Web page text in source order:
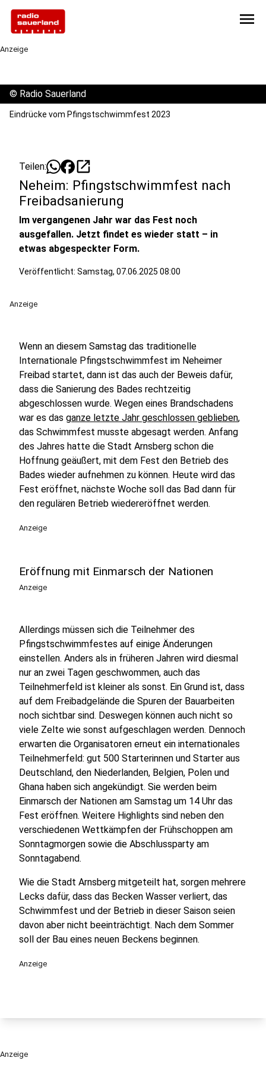
menu
Anzeige
© Radio Sauerland
Eindrücke vom Pfingstschwimmfest 2023
Teilen: open_in_new
Neheim: Pfingstschwimmfest nach
Freibadsanierung
Im vergangenen Jahr war das Fest noch
ausgefallen. Jetzt findet es wieder statt – in
etwas abgespeckter Form.
Veröffentlicht: Samstag, 07.06.2025 08:00
Anzeige
Wenn an diesem Samstag das traditionelle
Internationale Pfingstschwimmfest im Neheimer
Freibad startet, dann ist das auch der Beweis dafür,
dass die Sanierung des Bades rechtzeitig
abgeschlossen wurde. Wegen eines Brandschadens
war es das ganze letzte Jahr geschlossen geblieben,
das Schwimmfest musste abgesagt werden. Anfang
des Jahres hatte die Stadt Arnsberg schon die
Hoffnung geäußert, mit dem Fest den Betrieb des
Bades wieder aufnehmen zu können. Heute wird das
Fest eröffnet, nächste Woche soll das Bad dann für
den regulären Betrieb wiedereröffnet werden.
Anzeige
Eröffnung mit Einmarsch der Nationen
Anzeige
Allerdings müssen sich die Teilnehmer des
Pfingstschwimmfestes auf einige Änderungen
einstellen. Anders als in früheren Jahren wird diesmal
nur an zwei Tagen geschwommen, auch das
Teilnehmerfeld ist kleiner als sonst. Ein Grund ist, dass
auf dem Freibadgelände die Spuren der Bauarbeiten
noch sichtbar sind. Deswegen können auch nicht so
viele Zelte wie sonst aufgeschlagen werden. Dennoch
erwarten die Organisatoren erneut ein internationales
Teilnehmerfeld: gut 500 Starterinnen und Starter aus
Deutschland, den Niederlanden, Belgien, Polen und
Ghana haben sich angekündigt. Sie werden beim
Einmarsch der Nationen am Samstag um 14 Uhr das
Fest eröffnen. Weitere Highlights sind neben den
verschiedenen Wettkämpfen der Frühschoppen am
Sonntagmorgen sowie die Abschlussparty am
Sonntagabend.
Wie die Stadt Arnsberg mitgeteilt hat, sorgen mehrere
Lecks dafür, dass das Becken Wasser verliert, das
Schwimmfest und der Betrieb in dieser Saison seien
davon aber nicht beeinträchtigt. Nach dem Sommer
soll der Bau eines neuen Beckens beginnen.
Anzeige
Anzeige